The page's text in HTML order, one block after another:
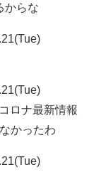
からな
ロナ最新情報
かったわ